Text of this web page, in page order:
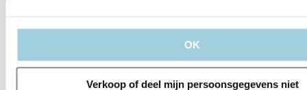
OK
Verkoop of deel mijn persoonsgegevens niet